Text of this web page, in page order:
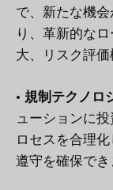
で、新たな機
り、革新的な
大、リスク評価
• 規制テクノ
ューションに
ロセスを合理
遵守を確保でき